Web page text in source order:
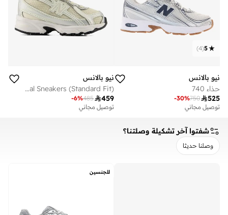
5
(
4
)
نيو بالانس
حذاء 740
525
750
-30%
توصيل مجاني
نيو بالانس
Kids 740 BUNGEE LACE casual Sneakers (Standard Fit)
459
485
-6%
توصيل مجاني
شفتوا آخر تشكيلة وصلتنا؟
وصلنا حديثا
للجنسين